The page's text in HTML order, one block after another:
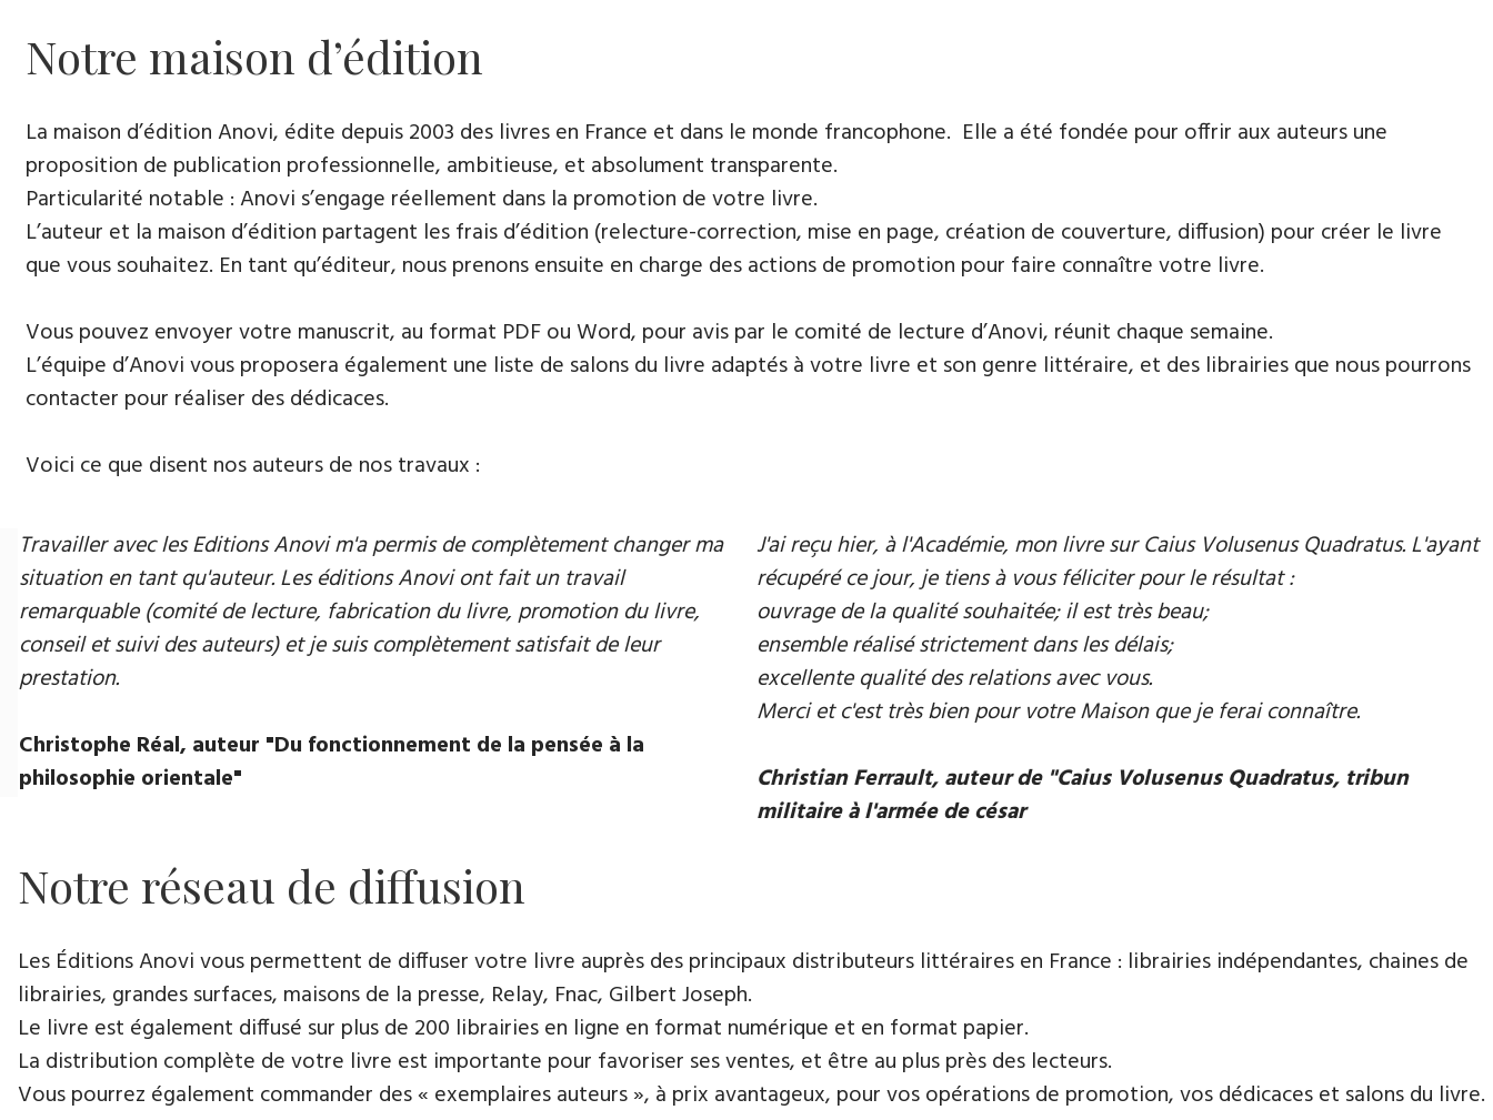
Notre maison d’édition
La maison d’édition Anovi, édite depuis 2003 des livres en France et dans le monde francophone. Elle a été fondée pour offrir aux auteurs une
proposition de publication professionnelle, ambitieuse, et absolument transparente.
Particularité notable : Anovi s’engage réellement dans la promotion de votre livre.
L’auteur et la maison d’édition partagent les frais d’édition (relecture-correction, mise en page, création de couverture, diffusion) pour créer le livre
que vous souhaitez. En tant qu’éditeur, nous prenons ensuite en charge des actions de promotion pour faire connaître votre livre.
Vous pouvez envoyer votre manuscrit, au format PDF ou Word, pour avis par le comité de lecture d’Anovi, réunit chaque semaine.
L’équipe d’Anovi vous proposera également une liste de salons du livre adaptés à votre livre et son genre littéraire, et des librairies que nous pourrons
contacter pour réaliser des dédicaces.
Voici ce que disent nos auteurs de nos travaux :
Travailler avec les Editions Anovi m'a permis de complètement changer ma
situation en tant qu'auteur. Les éditions Anovi ont fait un travail
remarquable (comité de lecture, fabrication du livre, promotion du livre,
conseil et suivi des auteurs) et je suis complètement satisfait de leur
prestation.
Christophe Réal, auteur ​"Du fonctionnement de la pensée à la
philosophie orientale"
J'ai reçu hier, à l'Académie, mon livre sur Caius Volusenus Quadratus. L'ayant
récupéré ce jour, je tiens à vous féliciter pour le résultat :
ouvrage de la qualité souhaitée; il est très beau;
ensemble réalisé strictement dans les délais;
excellente qualité des relations avec vous.
Merci et c'est très bien pour votre Maison que je ferai connaître.
Christian Ferrault, auteur de "Caius Volusenus Quadratus, tribun
militaire à l'armée de césar
Notre réseau de diffusion
Les Éditions Anovi vous permettent de diffuser votre livre auprès des principaux distributeurs littéraires en France : librairies indépendantes, chaines de
librairies, grandes surfaces, maisons de la presse, Relay, Fnac, Gilbert Joseph.
Le livre est également diffusé sur plus de 200 librairies en ligne en format numérique et en format papier.
La distribution complète de votre livre est importante pour favoriser ses ventes, et être au plus près des lecteurs.
Vous pourrez également commander des « exemplaires auteurs », à prix avantageux, pour vos opérations de promotion, vos dédicaces et salons du livre.